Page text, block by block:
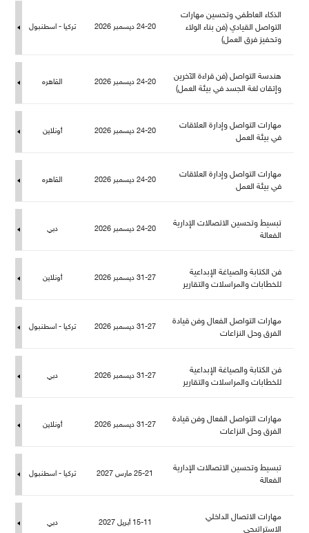
الذكاء العاطفي وتحسين مهارات
التواصل القيادي (فن بناء الولاء
وتحفيز فرق العمل)
24-20 ديسمبر 2026 تركيا - اسطنبو
هندسة التواصل (فن قراءة الآخرين
وإتقان لغة الجسد في بيئة العمل)
24-20 ديسمبر 2026 القاهره
هارات التواصل وإدارة العلاقات
في بيئة الع
24-20 ديسمبر 2026 أونلاين
هارات التواصل وإدارة العلاقات
في بيئة الع
24-20 ديسمبر 2026 القاهره
تبسيط وتحسين الاتصالات الإدارية
الفعالة
24-20 ديسمبر 2026 دبي
فن الكتابة والصياغة الإبداعية
خطابات والمراسلات والتقارير
31-27 ديسمبر 2026 أونلاين
هارات التواصل الفعال وفن قيادة
الفرق وحل النزاعات
31-27 ديسمبر 2026 تركيا - اسطنبو
فن الكتابة والصياغة الإبداعية
خطابات والمراسلات والتقارير
31-27 ديسمبر 2026 دبي
هارات التواصل الفعال وفن قيادة
الفرق وحل النزاعات
31-27 ديسمبر 2026 أونلاين
تبسيط وتحسين الاتصالات الإدارية
الفعالة
25-21 مارس 2027 تركيا - اسطنبو
هارات الاتصال الداخلي
الاستراتيجي
15-11 أبريل 2027 دبي